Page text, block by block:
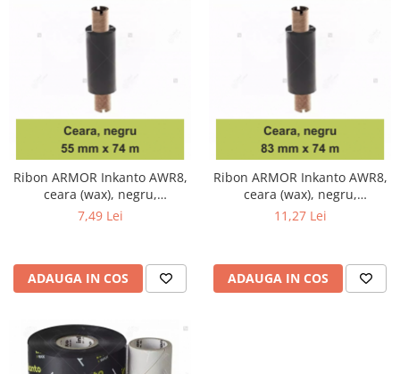
Ribon ARMOR Inkanto AWR8,
ceara (wax), negru,
55mmX74M, OUT
7,49 Lei
ADAUGA IN COS
Ribon ARMOR Inkanto AWR8,
ceara (wax), negru,
83mmX74M, OUT
11,27 Lei
ADAUGA IN COS